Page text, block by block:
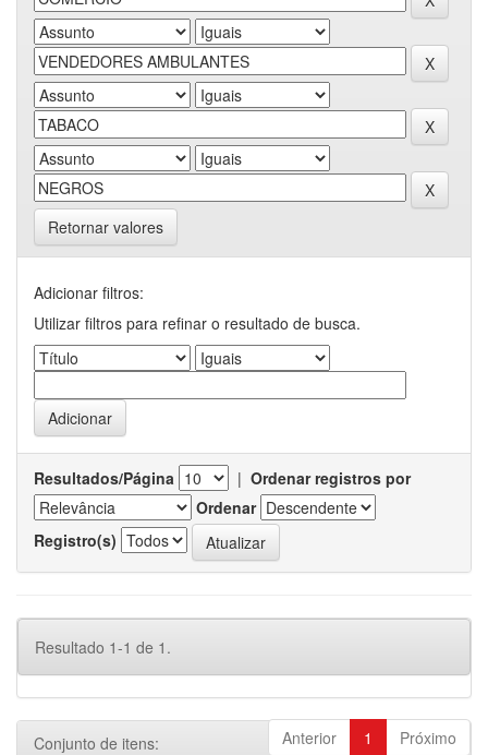
Retornar valores
Adicionar filtros:
Utilizar filtros para refinar o resultado de busca.
Resultados/Página | Ordenar registros por
Ordenar
Registro(s)
Resultado 1-1 de 1.
Anterior 1 Próximo
Conjunto de itens: